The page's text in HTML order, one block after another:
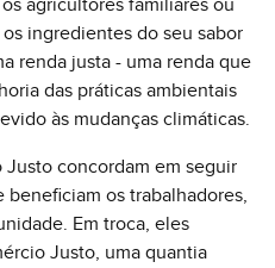
agricultores familiares ou
ingredientes do seu sabor
renda justa - uma renda que
das práticas ambientais
às mudanças climáticas.
concordam em seguir
os trabalhadores,
Em troca, eles
Justo, uma quantia